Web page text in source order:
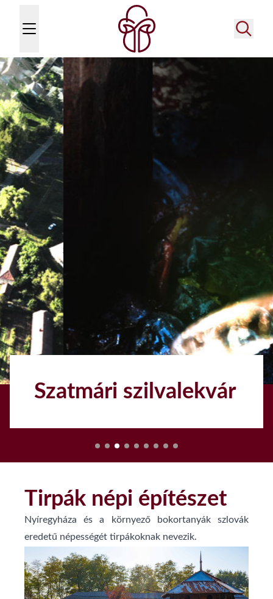
Szatmári szilvalekvár
Tirpák népi építészet
Nyíregyháza és a környező bokortanyák szlovák
eredetű népességét tirpákoknak nevezik.